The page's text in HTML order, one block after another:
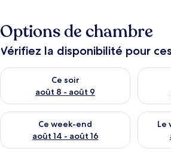
Options de chambre
Vérifiez la disponibilité pour
Ce soir
août 8 - août 9
Vérifier la disponibilité pour ce soir
Ce week-end
août 14 - août 16
Vérifier la disponibilité pour ce week-
Le